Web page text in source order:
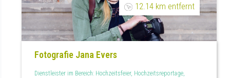
12.14 km entfernt
Fotografie Jana Evers
Dienstleister im Bereich: Hochzeitsfeier, Hochzeitsreportage,